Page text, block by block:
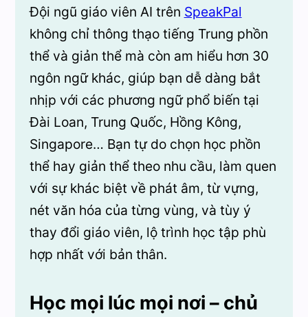
Đội ngũ giáo viên AI trên SpeakPal
không chỉ thông thạo tiếng Trung phồn
thể và giản thể mà còn am hiểu hơn 30
ngôn ngữ khác, giúp bạn dễ dàng bắt
nhịp với các phương ngữ phổ biến tại
Đài Loan, Trung Quốc, Hồng Kông,
Singapore… Bạn tự do chọn học phồn
thể hay giản thể theo nhu cầu, làm quen
với sự khác biệt về phát âm, từ vựng,
nét văn hóa của từng vùng, và tùy ý
thay đổi giáo viên, lộ trình học tập phù
hợp nhất với bản thân.
Học mọi lúc mọi nơi – chủ